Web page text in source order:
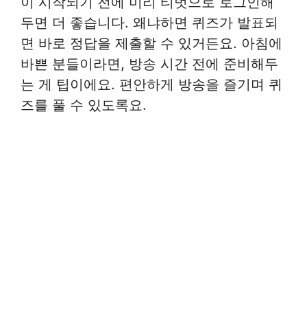
두면 더 좋습니다. 왜냐하면 퀴즈가 발표되
면 바로 정답을 제출할 수 있거든요. 아침에
바쁜 분들이라면, 방송 시간 전에 준비해두
는 게 팁이에요. 편안하게 방송을 즐기며 퀴
즈를 풀 수 있도록요.